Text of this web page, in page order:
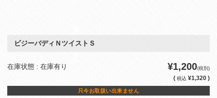
ビジーバディＮツイストＳ
在庫状態 : 在庫有り ¥1,200(税別)
( 税込 ¥1,320 )
只今お取扱い出来ません